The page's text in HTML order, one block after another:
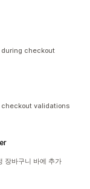
during checkout
checkout validations
장바구니 바에 추가